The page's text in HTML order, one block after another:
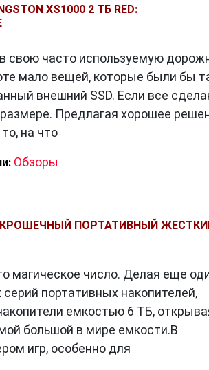
XS1000 2 ТБ RED:
свою часто используемую
мало вещей, которые были бы
внешний SSD. Если все
Предлагая хорошее
на что
Обзоры
ПОРТАТИВНЫЙ
магическое число. Делая еще
портативных накопителей,
емкостью 6 ТБ,
большой в мире емкости.В
игр, особенно для